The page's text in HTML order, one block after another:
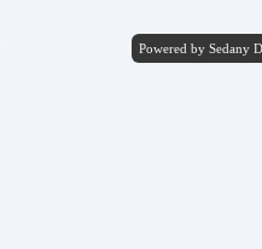
Powered by Sedany